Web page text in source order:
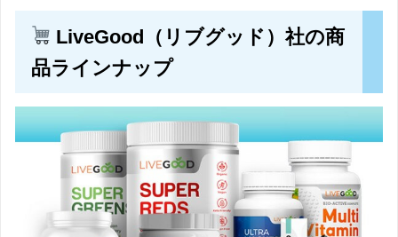
LiveGood（リブグッド）社の商
品ラインナップ